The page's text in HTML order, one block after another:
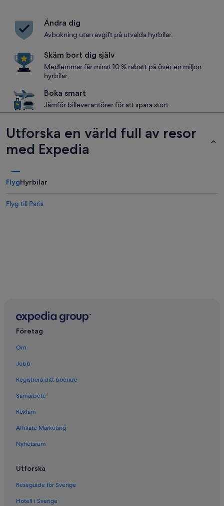
Ändra dig
Avbokning utan avgift på utvalda hyrbilar.
Skäm bort dig själv
Medlemmar får minst 10 % rabatt på över en miljon
hyrbilar.
Boka smart
Jämför billeverantörer för att spara stort
Utforska en värld full av resor
med Expedia
FlygHyrbilar
Flyg till Paris
Företag
Om
Jobb
Registrera ditt boende
Samarbete
Reklam
Affiliate Marketing
Nyhetsrum
Utforska
Reseguide för Sverige
Hotell i Sverige